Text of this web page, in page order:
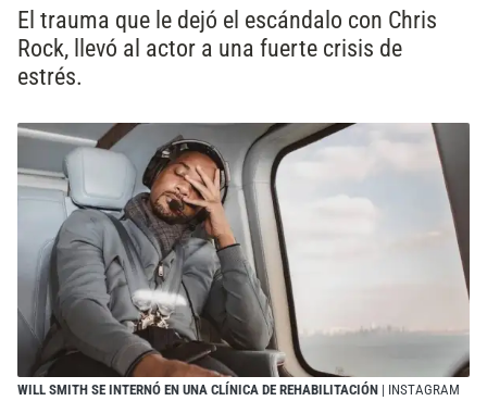
El trauma que le dejó el escándalo con Chris
Rock, llevó al actor a una fuerte crisis de
estrés.
WILL SMITH SE INTERNÓ EN UNA CLÍNICA DE REHABILITACIÓN | INSTAGRAM